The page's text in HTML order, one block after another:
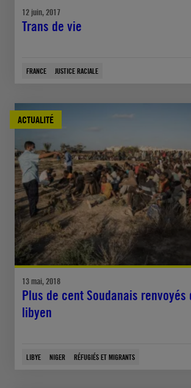
12 juin, 2017
Trans de vie
FRANCE JUSTICE RACIALE
ACTUALITÉ
13 mai, 2018
Plus de cent Soudanais renvoyés
libyen
LIBYE NIGER RÉFUGIÉS ET MIGRANTS